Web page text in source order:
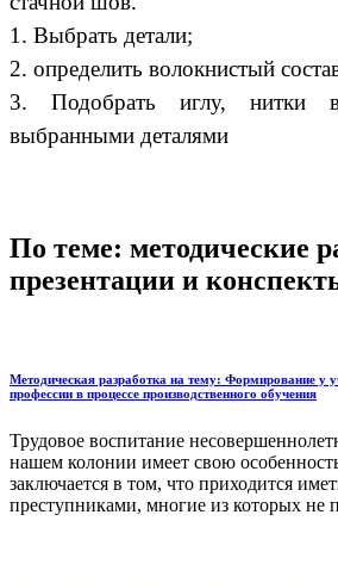
1. Выбрать детали;
2. определить волокнистый
3. Подобрать иглу, нитки
выбранными деталями
По теме: методические
презентации и
Методическая разработка на тему: Формирование у
профессии в процессе производственного обучения
Трудовое воспитание
нашем колонии имеет свою
заключается в том, что приходится
преступниками, многие из которых не